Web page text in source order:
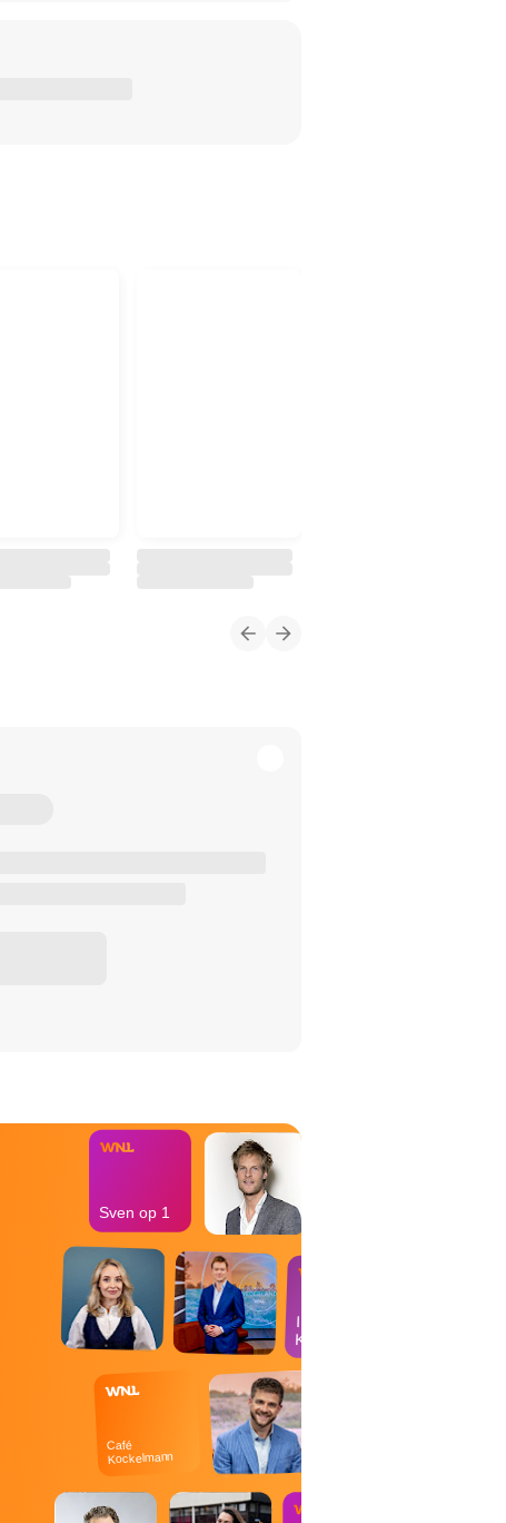
Café
Kockelmann
In de
Kantine
Sven op 1